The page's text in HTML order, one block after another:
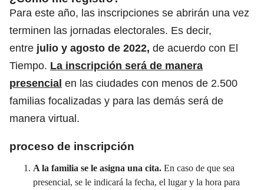
Para este año, las inscripciones se abrirán una vez
terminen las jornadas electorales. Es decir,
entre julio y agosto de 2022, de acuerdo con El
Tiempo. La inscripción será de manera
presencial en las ciudades con menos de 2.500
familias focalizadas y para las demás será de
manera virtual.
proceso de inscripción
A la familia se le asigna una cita. En caso de que sea
presencial, se le indicará la fecha, el lugar y la hora para